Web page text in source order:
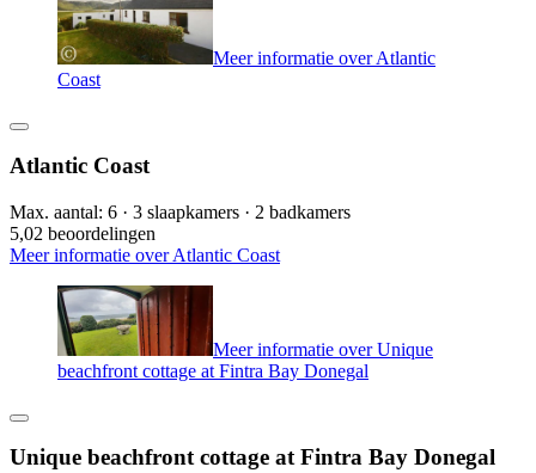
Meer informatie over Atlantic
Coast
Atlantic Coast
Max. aantal: 6 · 3 slaapkamers · 2 badkamers
5,02 beoordelingen
Meer informatie over Atlantic Coast
Meer informatie over Unique
beachfront cottage at Fintra Bay Donegal
Unique beachfront cottage at Fintra Bay Donegal